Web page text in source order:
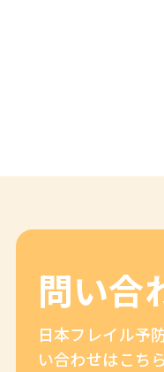
問い合
日本フレイル予
い合わせはこち